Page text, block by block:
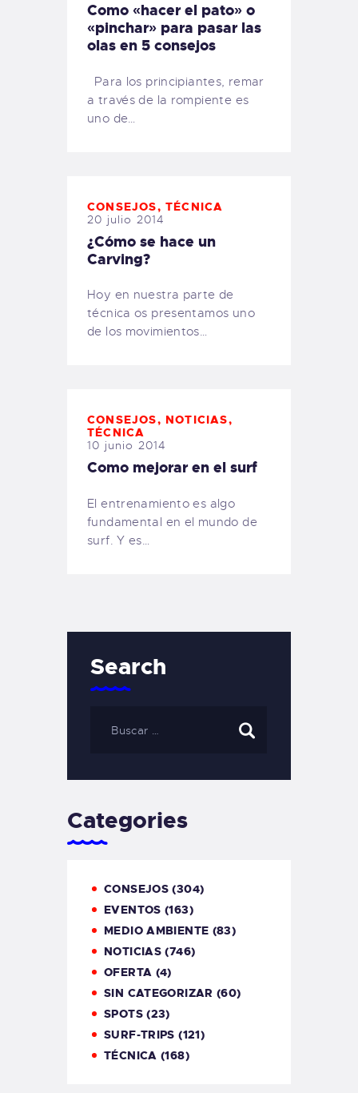
Como «hacer el pato» o
«pinchar» para pasar las
olas en 5 consejos
Para los principiantes, remar
a través de la rompiente es
uno de…
CONSEJOS,TÉCNICA
20 julio 2014
¿Cómo se hace un
Carving?
Hoy en nuestra parte de
técnica os presentamos uno
de los movimientos…
CONSEJOS, NOTICIAS,
TÉCNICA
10 junio 2014
Como mejorar en el surf
El entrenamiento es algo
fundamental en el mundo de
surf. Y es…
Search
Categories
CONSEJOS (304)
EVENTOS (163)
MEDIO AMBIENTE (83)
NOTICIAS (746)
OFERTA (4)
SIN CATEGORIZAR (60)
SPOTS(23)
SURF-TRIPS (121)
TÉCNICA (168)